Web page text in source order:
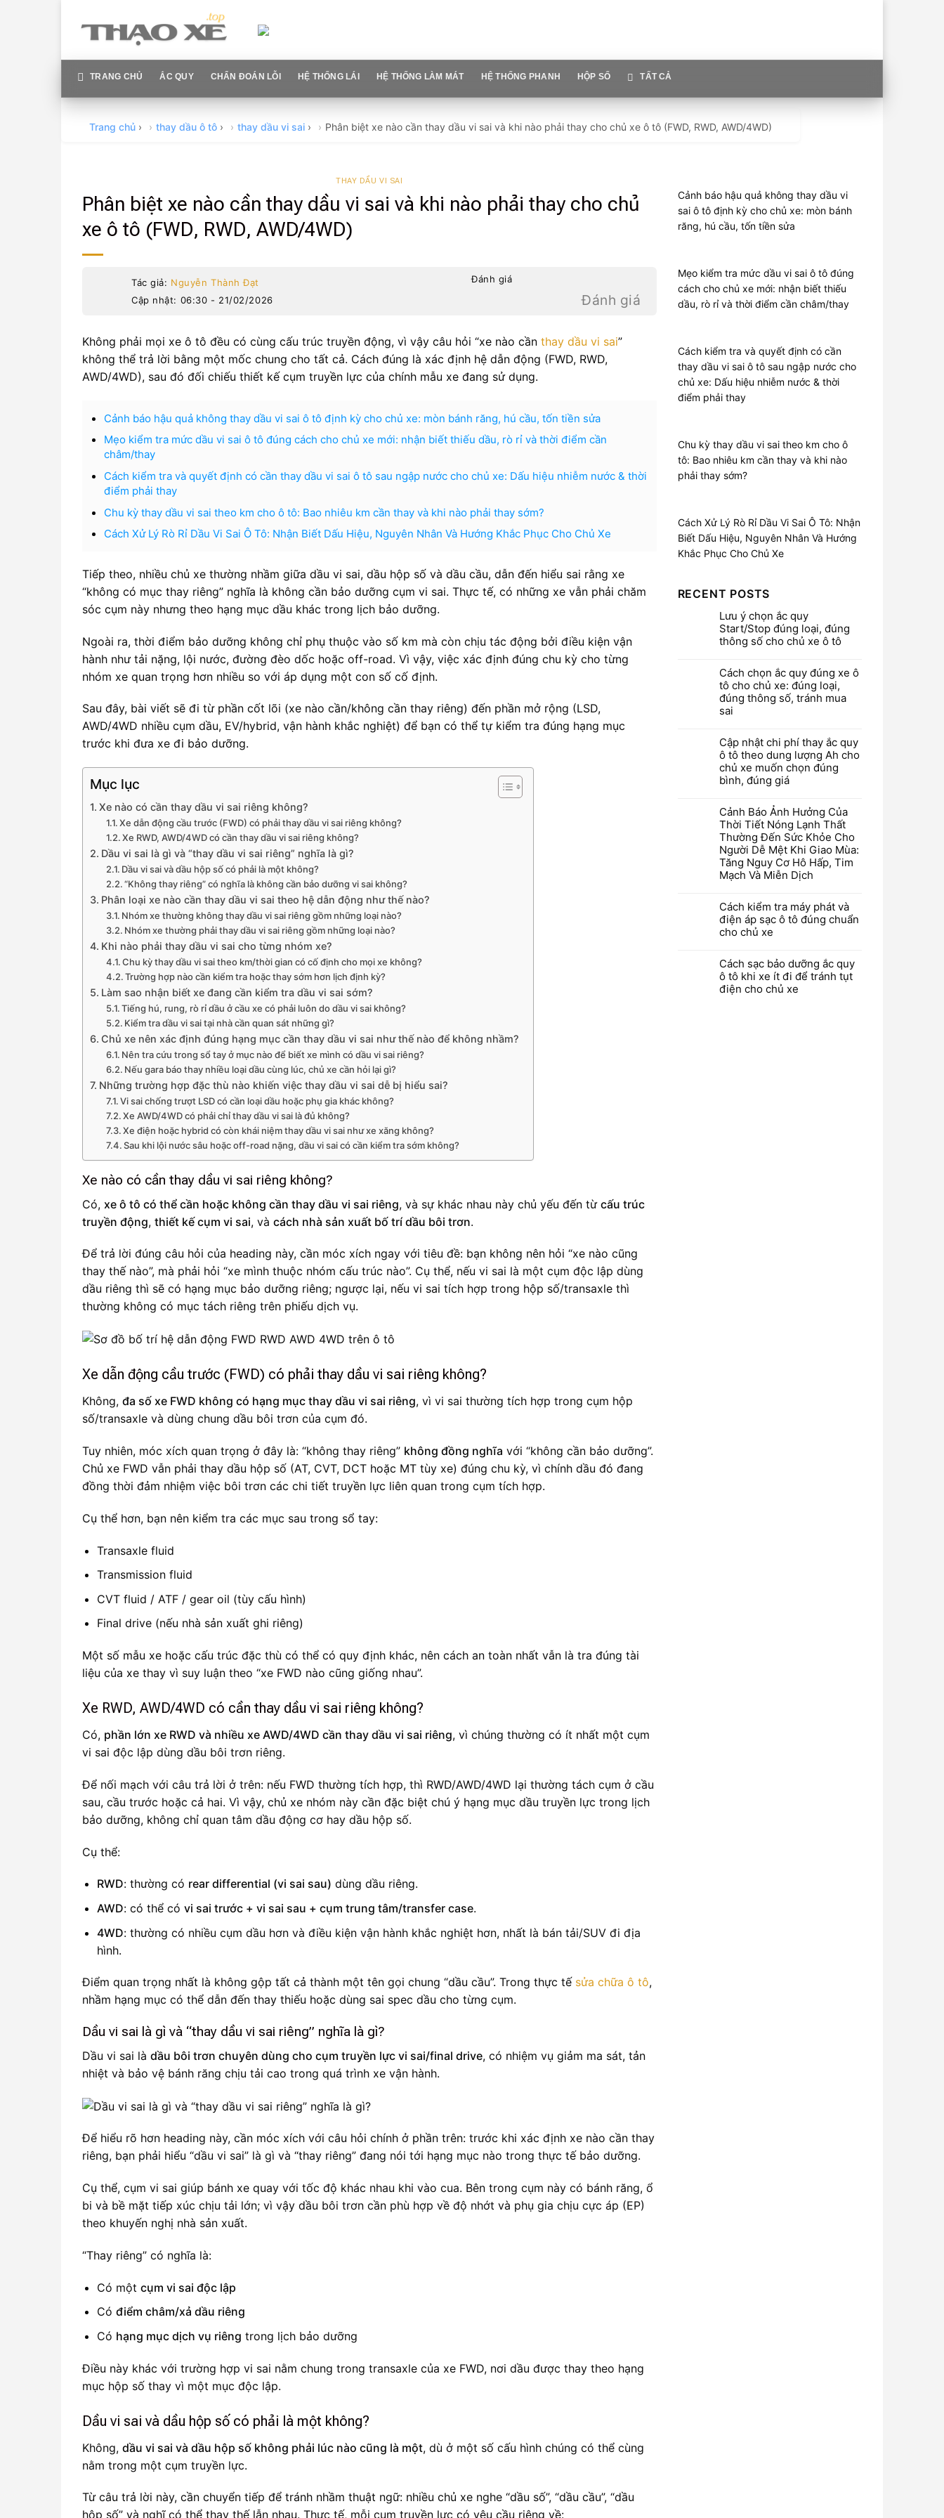
content
TRANG CHỦ ẮC QUY CHẨN ĐOÁN LỖI HỆ THỐNG LÁI HỆ THỐNG LÀM MÁT HỆ THỐNG PHANH HỘP SỐ TẤT CẢ
Trang chủ › thay dầu ô tô › thay dầu vi sai › Phân biệt xe nào cần thay dầu vi sai và khi nào phải thay cho chủ xe ô tô (FWD, RWD, AWD/4WD)
THAY DẦU VI SAI
Phân biệt xe nào cần thay dầu vi sai và khi nào phải thay cho chủ
xe ô tô (FWD, RWD, AWD/4WD)
Tác giả: Nguyễn Thành Đạt
Cập nhật: 06:30 - 21/02/2026
Đánh giá
Đánh giá
Không phải mọi xe ô tô đều có cùng cấu trúc truyền động, vì vậy câu hỏi “xe nào cần thay dầu vi sai”
không thể trả lời bằng một mốc chung cho tất cả. Cách đúng là xác định hệ dẫn động (FWD, RWD,
AWD/4WD), sau đó đối chiếu thiết kế cụm truyền lực của chính mẫu xe đang sử dụng.
Cảnh báo hậu quả không thay dầu vi sai ô tô định kỳ cho chủ xe: mòn bánh răng, hú cầu, tốn tiền sửa
Mẹo kiểm tra mức dầu vi sai ô tô đúng cách cho chủ xe mới: nhận biết thiếu dầu, rò rỉ và thời điểm cần
châm/thay
Cách kiểm tra và quyết định có cần thay dầu vi sai ô tô sau ngập nước cho chủ xe: Dấu hiệu nhiễm nước & thời
điểm phải thay
Chu kỳ thay dầu vi sai theo km cho ô tô: Bao nhiêu km cần thay và khi nào phải thay sớm?
Cách Xử Lý Rò Rỉ Dầu Vi Sai Ô Tô: Nhận Biết Dấu Hiệu, Nguyên Nhân Và Hướng Khắc Phục Cho Chủ Xe
Tiếp theo, nhiều chủ xe thường nhầm giữa dầu vi sai, dầu hộp số và dầu cầu, dẫn đến hiểu sai rằng xe
“không có mục thay riêng” nghĩa là không cần bảo dưỡng cụm vi sai. Thực tế, có những xe vẫn phải chăm
sóc cụm này nhưng theo hạng mục dầu khác trong lịch bảo dưỡng.
Ngoài ra, thời điểm bảo dưỡng không chỉ phụ thuộc vào số km mà còn chịu tác động bởi điều kiện vận
hành như tải nặng, lội nước, đường đèo dốc hoặc off-road. Vì vậy, việc xác định đúng chu kỳ cho từng
nhóm xe quan trọng hơn nhiều so với áp dụng một con số cố định.
Sau đây, bài viết sẽ đi từ phần cốt lõi (xe nào cần/không cần thay riêng) đến phần mở rộng (LSD,
AWD/4WD nhiều cụm dầu, EV/hybrid, vận hành khắc nghiệt) để bạn có thể tự kiểm tra đúng hạng mục
trước khi đưa xe đi bảo dưỡng.
Mục lục
Xe nào có cần thay dầu vi sai riêng không?
Xe dẫn động cầu trước (FWD) có phải thay dầu vi sai riêng không?
Xe RWD, AWD/4WD có cần thay dầu vi sai riêng không?
Dầu vi sai là gì và “thay dầu vi sai riêng” nghĩa là gì?
Dầu vi sai và dầu hộp số có phải là một không?
“Không thay riêng” có nghĩa là không cần bảo dưỡng vi sai không?
Phân loại xe nào cần thay dầu vi sai theo hệ dẫn động như thế nào?
Nhóm xe thường không thay dầu vi sai riêng gồm những loại nào?
Nhóm xe thường phải thay dầu vi sai riêng gồm những loại nào?
Khi nào phải thay dầu vi sai cho từng nhóm xe?
Chu kỳ thay dầu vi sai theo km/thời gian có cố định cho mọi xe không?
Trường hợp nào cần kiểm tra hoặc thay sớm hơn lịch định kỳ?
Làm sao nhận biết xe đang cần kiểm tra dầu vi sai sớm?
Tiếng hú, rung, rò rỉ dầu ở cầu xe có phải luôn do dầu vi sai không?
Kiểm tra dầu vi sai tại nhà cần quan sát những gì?
Chủ xe nên xác định đúng hạng mục cần thay dầu vi sai như thế nào để không nhầm?
Nên tra cứu trong sổ tay ở mục nào để biết xe mình có dầu vi sai riêng?
Nếu gara báo thay nhiều loại dầu cùng lúc, chủ xe cần hỏi lại gì?
Những trường hợp đặc thù nào khiến việc thay dầu vi sai dễ bị hiểu sai?
Vi sai chống trượt LSD có cần loại dầu hoặc phụ gia khác không?
Xe AWD/4WD có phải chỉ thay dầu vi sai là đủ không?
Xe điện hoặc hybrid có còn khái niệm thay dầu vi sai như xe xăng không?
Sau khi lội nước sâu hoặc off-road nặng, dầu vi sai có cần kiểm tra sớm không?
Xe nào có cần thay dầu vi sai riêng không?
Có, xe ô tô có thể cần hoặc không cần thay dầu vi sai riêng, và sự khác nhau này chủ yếu đến từ cấu trúc
truyền động, thiết kế cụm vi sai, và cách nhà sản xuất bố trí dầu bôi trơn.
Để trả lời đúng câu hỏi của heading này, cần móc xích ngay với tiêu đề: bạn không nên hỏi “xe nào cũng
thay thế nào”, mà phải hỏi “xe mình thuộc nhóm cấu trúc nào”. Cụ thể, nếu vi sai là một cụm độc lập dùng
dầu riêng thì sẽ có hạng mục bảo dưỡng riêng; ngược lại, nếu vi sai tích hợp trong hộp số/transaxle thì
thường không có mục tách riêng trên phiếu dịch vụ.
Xe dẫn động cầu trước (FWD) có phải thay dầu vi sai riêng không?
Không, đa số xe FWD không có hạng mục thay dầu vi sai riêng, vì vi sai thường tích hợp trong cụm hộp
số/transaxle và dùng chung dầu bôi trơn của cụm đó.
Tuy nhiên, móc xích quan trọng ở đây là: “không thay riêng” không đồng nghĩa với “không cần bảo dưỡng”.
Chủ xe FWD vẫn phải thay dầu hộp số (AT, CVT, DCT hoặc MT tùy xe) đúng chu kỳ, vì chính dầu đó đang
đồng thời đảm nhiệm việc bôi trơn các chi tiết truyền lực liên quan trong cụm tích hợp.
Cụ thể hơn, bạn nên kiểm tra các mục sau trong sổ tay:
Transaxle fluid
Transmission fluid
CVT fluid / ATF / gear oil (tùy cấu hình)
Final drive (nếu nhà sản xuất ghi riêng)
Một số mẫu xe hoặc cấu trúc đặc thù có thể có quy định khác, nên cách an toàn nhất vẫn là tra đúng tài
liệu của xe thay vì suy luận theo “xe FWD nào cũng giống nhau”.
Xe RWD, AWD/4WD có cần thay dầu vi sai riêng không?
Có, phần lớn xe RWD và nhiều xe AWD/4WD cần thay dầu vi sai riêng, vì chúng thường có ít nhất một cụm
vi sai độc lập dùng dầu bôi trơn riêng.
Để nối mạch với câu trả lời ở trên: nếu FWD thường tích hợp, thì RWD/AWD/4WD lại thường tách cụm ở cầu
sau, cầu trước hoặc cả hai. Vì vậy, chủ xe nhóm này cần đặc biệt chú ý hạng mục dầu truyền lực trong lịch
bảo dưỡng, không chỉ quan tâm dầu động cơ hay dầu hộp số.
Cụ thể:
RWD: thường có rear differential (vi sai sau) dùng dầu riêng.
AWD: có thể có vi sai trước + vi sai sau + cụm trung tâm/transfer case.
4WD: thường có nhiều cụm dầu hơn và điều kiện vận hành khắc nghiệt hơn, nhất là bán tải/SUV đi địa
hình.
Điểm quan trọng nhất là không gộp tất cả thành một tên gọi chung “dầu cầu”. Trong thực tế sửa chữa ô tô,
nhầm hạng mục có thể dẫn đến thay thiếu hoặc dùng sai spec dầu cho từng cụm.
Dầu vi sai là gì và “thay dầu vi sai riêng” nghĩa là gì?
Dầu vi sai là dầu bôi trơn chuyên dùng cho cụm truyền lực vi sai/final drive, có nhiệm vụ giảm ma sát, tản
nhiệt và bảo vệ bánh răng chịu tải cao trong quá trình xe vận hành.
Để hiểu rõ hơn heading này, cần móc xích với câu hỏi chính ở phần trên: trước khi xác định xe nào cần thay
riêng, bạn phải hiểu “dầu vi sai” là gì và “thay riêng” đang nói tới hạng mục nào trong thực tế bảo dưỡng.
Cụ thể, cụm vi sai giúp bánh xe quay với tốc độ khác nhau khi vào cua. Bên trong cụm này có bánh răng, ổ
bi và bề mặt tiếp xúc chịu tải lớn; vì vậy dầu bôi trơn cần phù hợp về độ nhớt và phụ gia chịu cực áp (EP)
theo khuyến nghị nhà sản xuất.
“Thay riêng” có nghĩa là:
Có một cụm vi sai độc lập
Có điểm châm/xả dầu riêng
Có hạng mục dịch vụ riêng trong lịch bảo dưỡng
Điều này khác với trường hợp vi sai nằm chung trong transaxle của xe FWD, nơi dầu được thay theo hạng
mục hộp số thay vì một mục độc lập.
Dầu vi sai và dầu hộp số có phải là một không?
Không, dầu vi sai và dầu hộp số không phải lúc nào cũng là một, dù ở một số cấu hình chúng có thể cùng
nằm trong một cụm truyền lực.
Từ câu trả lời này, cần chuyển tiếp để tránh nhầm thuật ngữ: nhiều chủ xe nghe “dầu số”, “dầu cầu”, “dầu
hộp số” và nghĩ có thể thay thế lẫn nhau. Thực tế, mỗi cụm truyền lực có yêu cầu riêng về:
Cảnh báo hậu quả không thay dầu vi
sai ô tô định kỳ cho chủ xe: mòn bánh
răng, hú cầu, tốn tiền sửa
Mẹo kiểm tra mức dầu vi sai ô tô đúng
cách cho chủ xe mới: nhận biết thiếu
dầu, rò rỉ và thời điểm cần châm/thay
Cách kiểm tra và quyết định có cần
thay dầu vi sai ô tô sau ngập nước cho
chủ xe: Dấu hiệu nhiễm nước & thời
điểm phải thay
Chu kỳ thay dầu vi sai theo km cho ô
tô: Bao nhiêu km cần thay và khi nào
phải thay sớm?
Cách Xử Lý Rò Rỉ Dầu Vi Sai Ô Tô: Nhận
Biết Dấu Hiệu, Nguyên Nhân Và Hướng
Khắc Phục Cho Chủ Xe
RECENT POSTS
Lưu ý chọn ắc quy
Start/Stop đúng loại, đúng
thông số cho chủ xe ô tô
Cách chọn ắc quy đúng xe ô
tô cho chủ xe: đúng loại,
đúng thông số, tránh mua
sai
Cập nhật chi phí thay ắc quy
ô tô theo dung lượng Ah cho
chủ xe muốn chọn đúng
bình, đúng giá
Cảnh Báo Ảnh Hưởng Của
Thời Tiết Nóng Lạnh Thất
Thường Đến Sức Khỏe Cho
Người Dễ Mệt Khi Giao Mùa:
Tăng Nguy Cơ Hô Hấp, Tim
Mạch Và Miễn Dịch
Cách kiểm tra máy phát và
điện áp sạc ô tô đúng chuẩn
cho chủ xe
Cách sạc bảo dưỡng ắc quy
ô tô khi xe ít đi để tránh tụt
điện cho chủ xe